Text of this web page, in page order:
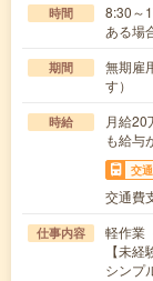
時間
8:30～
ある場
期間
無期雇
す）
時給
月給
も給与
交
交通費
仕事内容
軽作業
【未
シンプ